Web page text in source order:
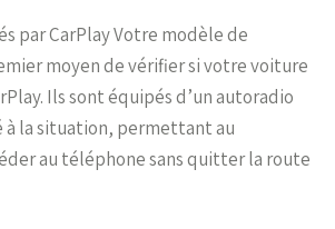
par CarPlay Votre modèle de
moyen de vérifier si votre voiture
Ils sont équipés d’un autoradio
la situation, permettant au
au téléphone sans quitter la route